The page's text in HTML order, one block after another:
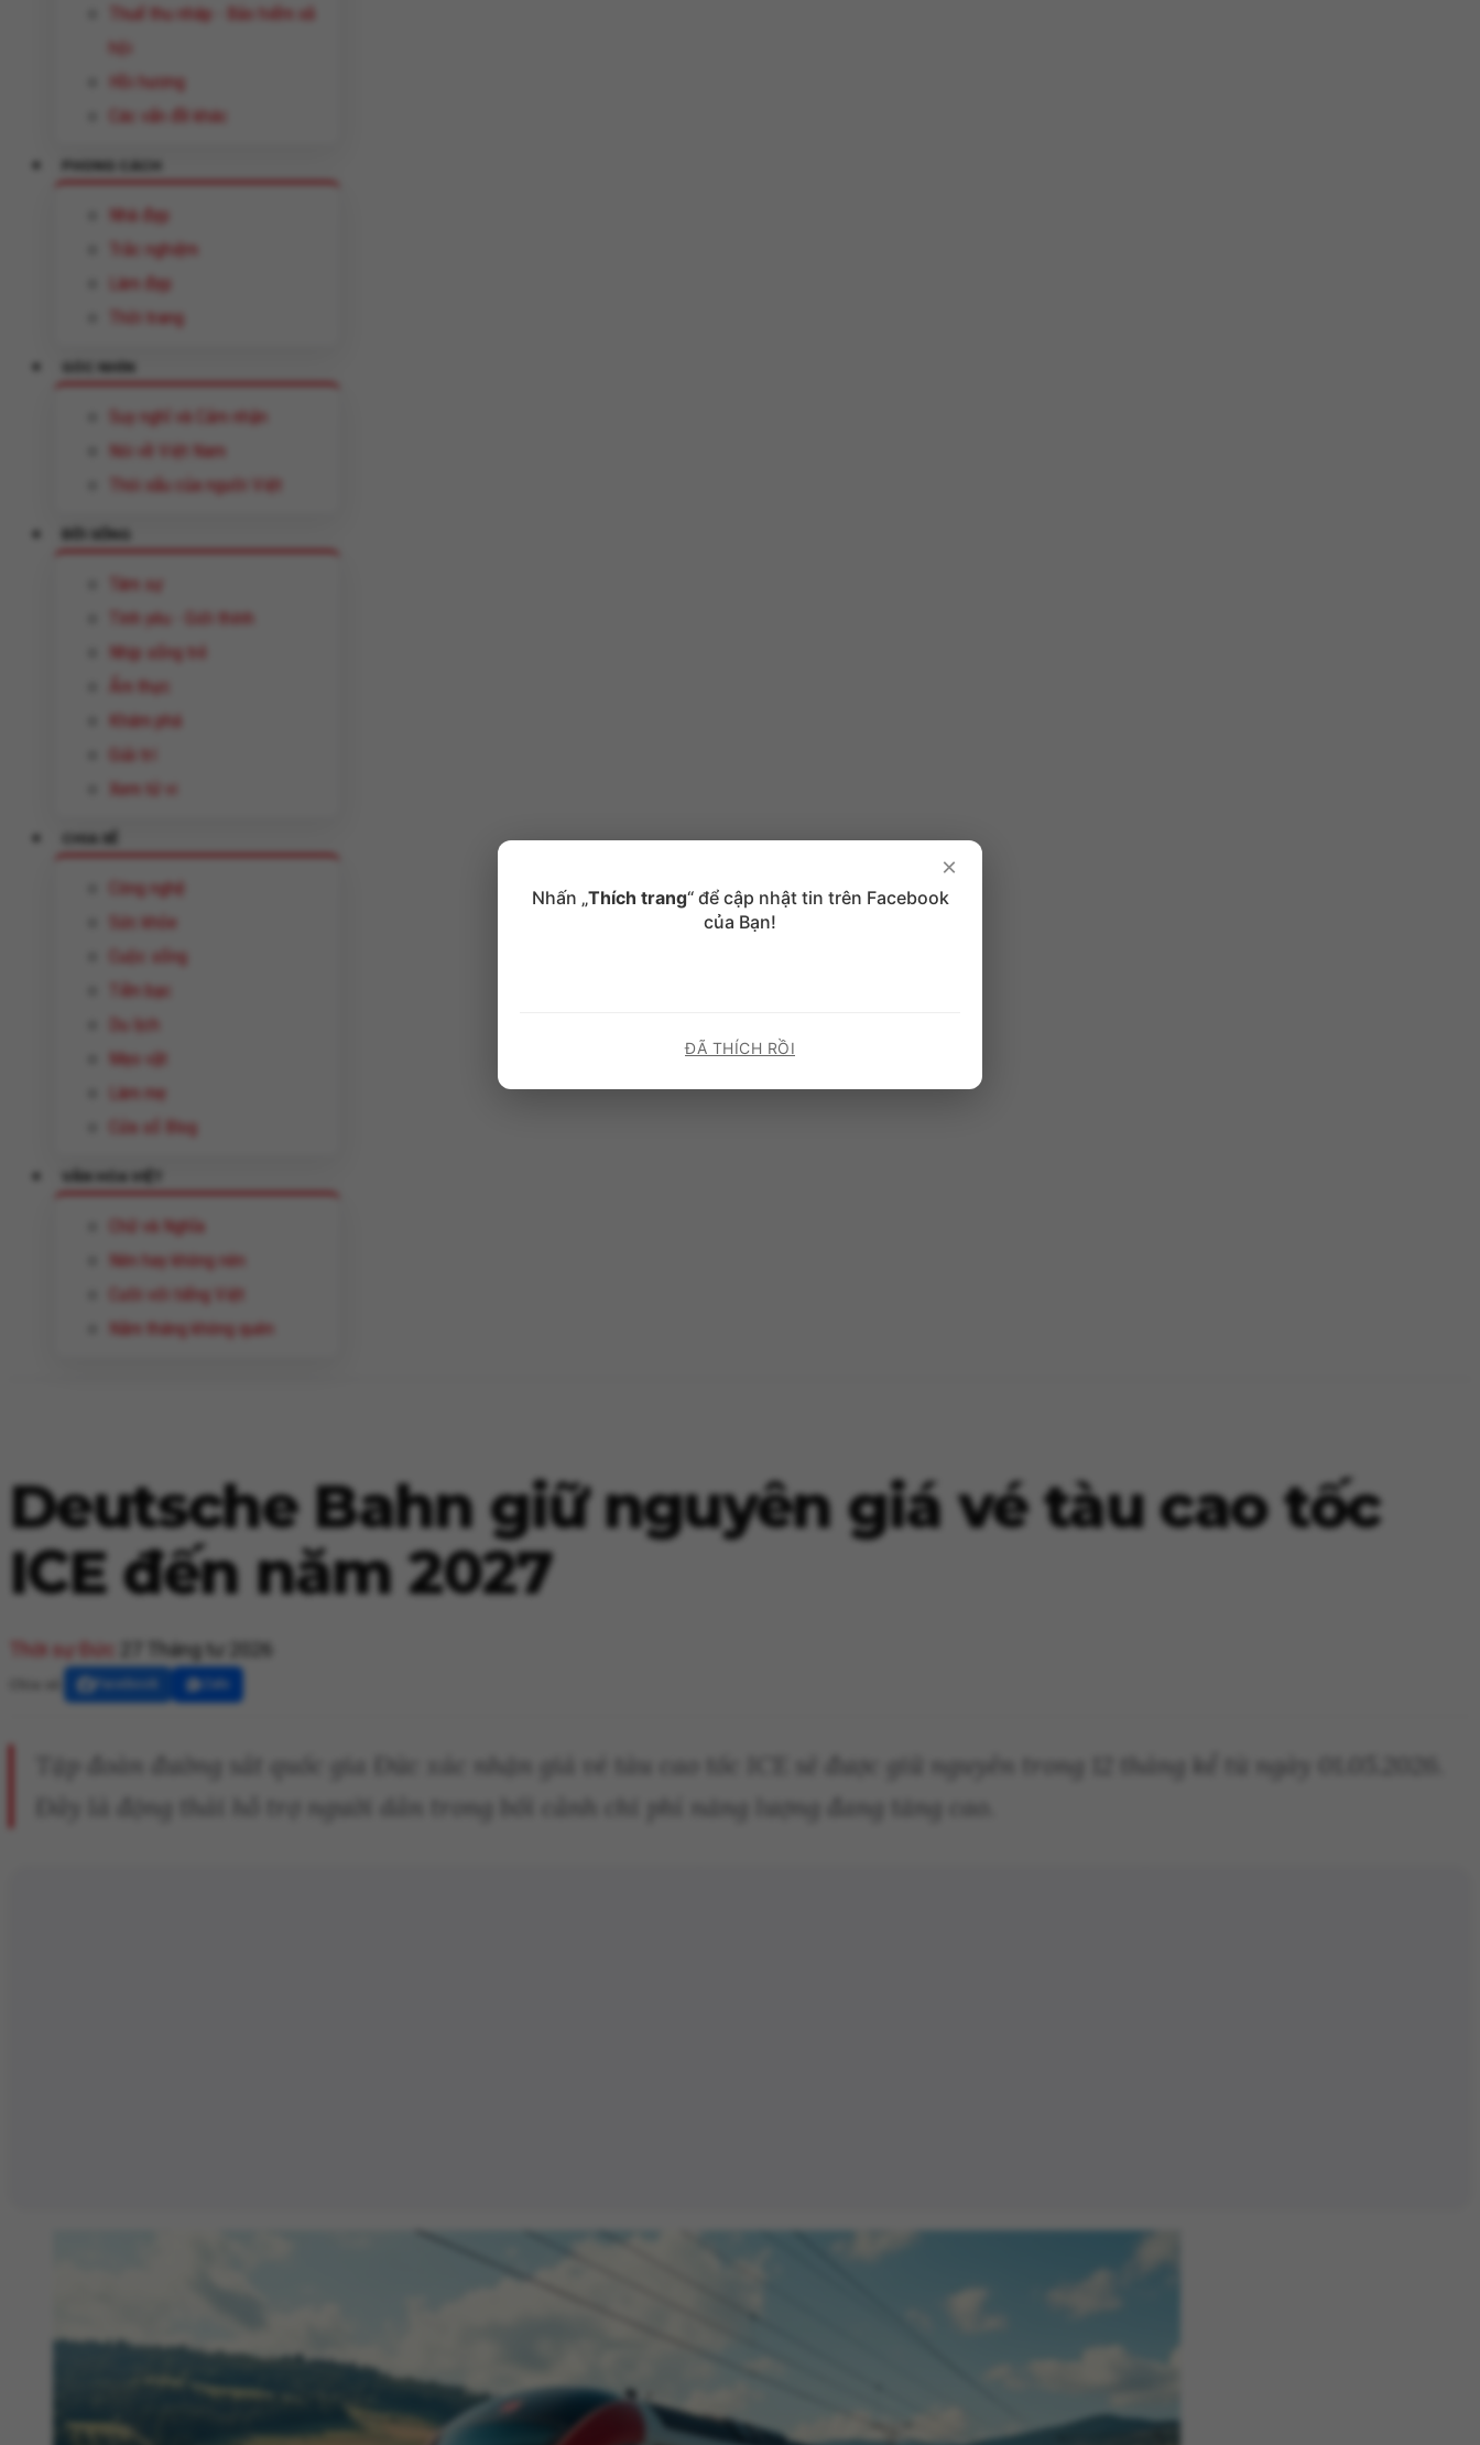
Thuế thu nhâp - Bảo hiểm xã
hội
Hồi hương
Các vấn đề khác
PHONG CÁCH
Nhà đẹp
Trắc nghiệm
Làm đẹp
Thời trang
GÓC NHÌN
Suy nghĩ và Cảm nhận
Nói về Việt Nam
Thói xấu của người Việt
ĐỜI SỐNG
Tâm sự
Tình yêu - Giới thính
Nhịp sống trẻ
Ẩm thực
Khám phá
Giải trí
Xem tử vi
CHIA SẺ
Công nghệ
Sức khỏe
Cuộc sống
Tiền bạc
Du lịch
Mẹo vặt
Làm mẹ
Cửa sổ Blog
VĂN HÓA VIỆT
Chữ và Nghĩa
Nên hay không nên
Cười với tiếng Việt
Năm tháng không quên
Deutsche Bahn giữ nguyên giá vé tàu cao tốc
ICE đến năm 2027
Thời sự Đức 27 Tháng tư 2026
Tập đoàn đường sắt quốc gia Đức xác nhận giá vé tàu cao tốc ICE sẽ được giữ nguyên trong 12 tháng kể từ ngày 01.05.2026.
×
Nhấn „Thích trang“ để cập nhật tin trên Facebook
của Bạn!
ĐÃ THÍCH RỒI